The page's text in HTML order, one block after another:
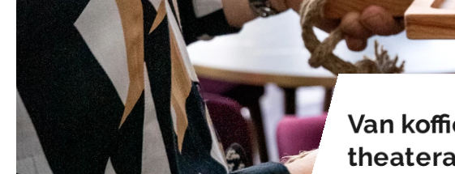
Voor wie het nog één keer wil voelen. These are the
Van